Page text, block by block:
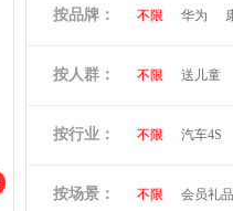
按品牌： 不限 华为
尚膳厨 墨森
按人群： 不限 送儿童
按行业： 不限 汽车4S
按场景： 不限 会员礼品